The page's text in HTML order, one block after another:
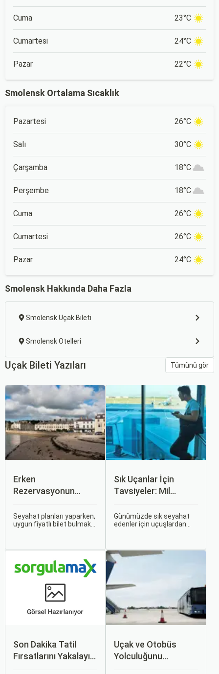
Cuma 23°C
Cumartesi 24°C
Pazar 22°C
Smolensk Ortalama Sıcaklık
Pazartesi 26°C
Salı 30°C
Çarşamba 18°C
Perşembe 18°C
Cuma 26°C
Cumartesi 26°C
Pazar 24°C
Smolensk Hakkında Daha Fazla
Smolensk Uçak Bileti
Smolensk Otelleri
Uçak Bileti Yazıları Tümünü gör
Erken
Rezervasyonun
Otobüs Bileti Satın
Alma İpuçları
Seyahat planları yaparken,
uygun fiyatlı bilet bulmak
yapmak, yalnızca
seyahatin maliyetini
azaltmakla kalmaz, aynı
zamanda daha kaliteli bir
seyahat deneyimi
yaşamanızı sağlar.
Sık Uçanlar İçin
Tavsiyeler: Mil
Günümüzde sık seyahat
edenler için uçuşlardan
puanları ve çeşitli seyahat
fırsatları giriyor.
Son Dakika Tatil
Fırsatlarını Yakalayın:
Uçak ve Otobüs
Yolculuğunu